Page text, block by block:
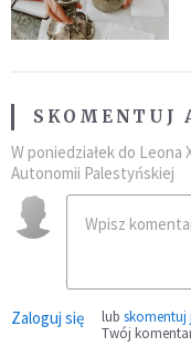
SKOMENTUJ
W poniedziałek do Leona
Autonomii Palestyńskiej
Zaloguj się lub skomentuj
Twój